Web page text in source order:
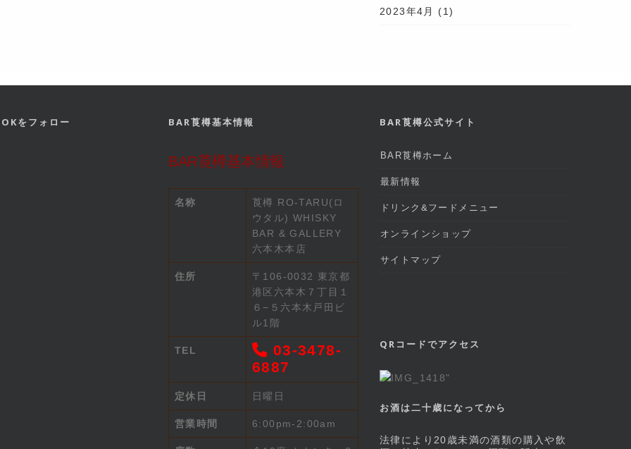
2023年4月 (1)
をフォロー BAR莨樽基本情報
BAR莨樽基本情報
名称
莨樽 RO-TARU(ロ
ウタル) WHISKY
BAR & GALLERY
六本木本店
住所
〒106-0032 東京都
港区六本木７丁目１
６−５六本木戸田ビ
ル1階
TEL
03-3478-
6887
定休日 日曜日
営業時間 6:00pm-2:00am
BAR莨樽公式サイト
BAR莨樽ホーム
最新情報
ドリンク&フードメニュー
オンラインショップ
サイトマップ
QRコードでアクセス
お酒は二十歳になってから
法律により20歳未満の酒類の購入や飲